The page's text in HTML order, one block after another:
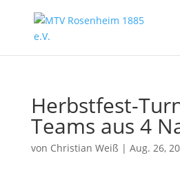
Herbstfest-
Teams aus 4
von Christian Weiß | Aug. 26,